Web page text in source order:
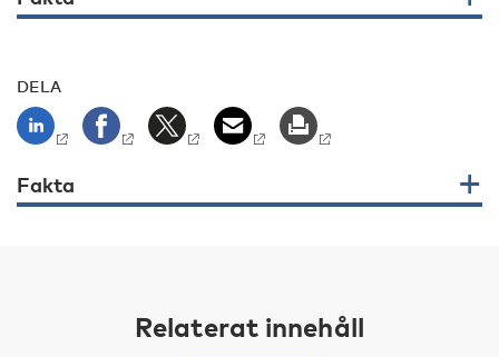
DELA
Fakta
Relaterat innehåll